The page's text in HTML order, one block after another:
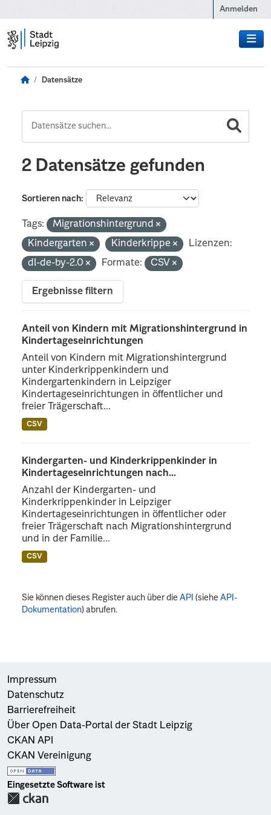
Anmelden
Datensätze
2 Datensätze gefunden
Sortieren nach
Tags:
Migrationshintergrund
Kindergarten
Kinderkrippe
Lizenzen:
dl-de-by-2.0
Formate: CSV
Ergebnisse filtern
Anteil von Kindern mit Migrationshintergrund in
Kindertageseinrichtungen
Anteil von Kindern mit Migrationshintergrund
unter Kinderkrippenkindern und
Kindergartenkindern in Leipziger
Kindertageseinrichtungen in öffentlicher und
freier Trägerschaft...
CSV
Kindergarten- und Kinderkrippenkinder in
Kindertageseinrichtungen nach...
Anzahl der Kindergarten- und
Kinderkrippenkinder in Leipziger
Kindertageseinrichtungen in öffentlicher oder
freier Trägerschaft nach Migrationshintergrund
und in der Familie...
CSV
Sie können dieses Register auch über dieAPI (sieheAPI-
Dokumentation) abrufen.
Impressum
Datenschutz
Barrierefreiheit
Über Open Data-Portal der Stadt Leipzig
CKAN API
CKAN Vereinigung
Eingesetzte Software ist